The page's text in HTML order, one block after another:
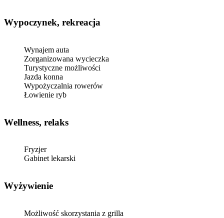
Wypoczynek, rekreacja
Wynajem auta
Zorganizowana wycieczka
Turystyczne możliwości
Jazda konna
Wypożyczalnia rowerów
Łowienie ryb
Wellness, relaks
Fryzjer
Gabinet lekarski
Wyżywienie
Możliwość skorzystania z grilla